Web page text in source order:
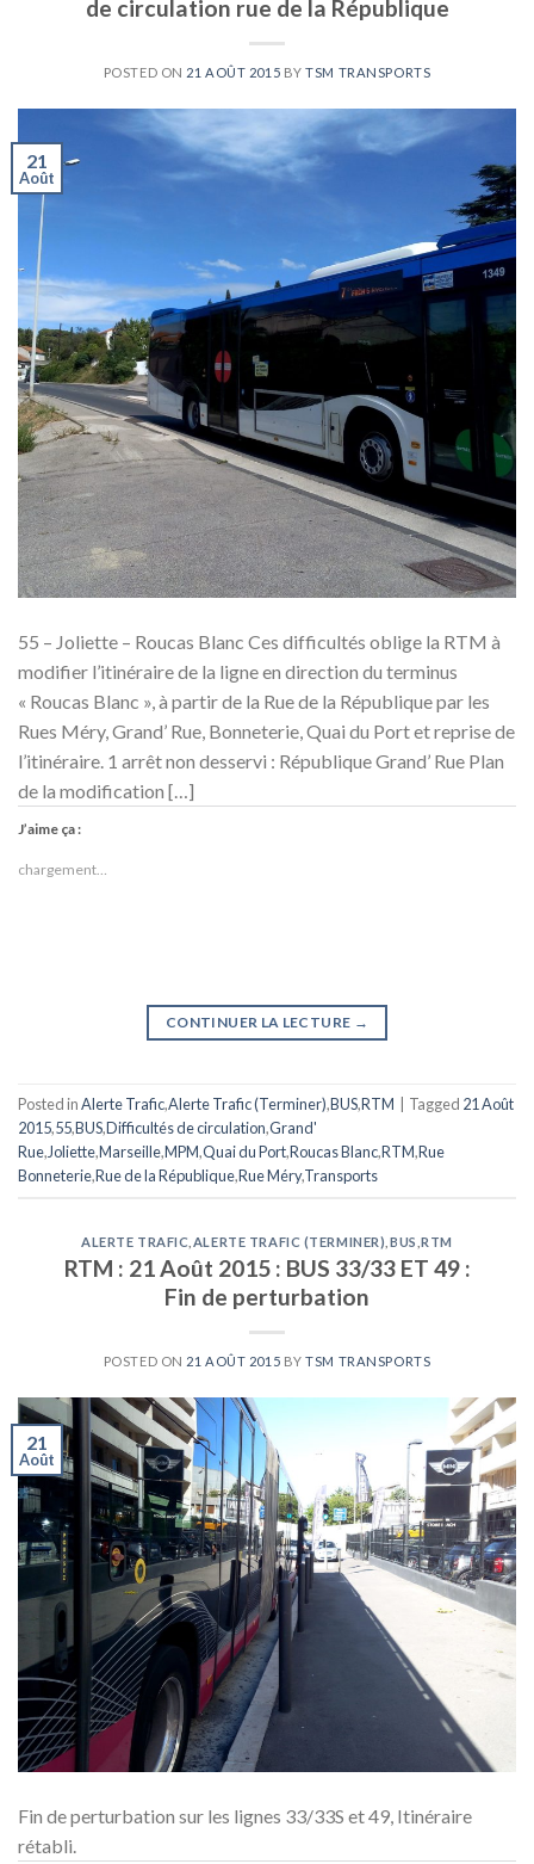
de circulation rue de la République
POSTED ON 21 AOÛT 2015 BYTSM TRANSPORTS
21
Août
55 – Joliette – Roucas Blanc Ces difficultés oblige la RTM à
modifier l’itinéraire de la ligne en direction du terminus
« Roucas Blanc », à partir de la Rue de la République par les
Rues Méry, Grand’ Rue, Bonneterie, Quai du Port et reprise de
l’itinéraire. 1 arrêt non desservi : République Grand’ Rue Plan
de la modification […]
J’aime ça :
chargement…
CONTINUER LA LECTURE →
Posted inAlerte Trafic,Alerte Trafic (Terminer),BUS,RTM Tagged 21 Août
2015,55,BUS,Difficultés de circulation,Grand'
Rue,Joliette,Marseille,MPM,Quai du Port,Roucas Blanc,RTM,Rue
Bonneterie,Rue de la République,Rue Méry,Transports
ALERTE TRAFIC ALERTE TRAFIC (TERMINER) BUS ,RTM
RTM : 21 Août 2015 : BUS 33/33 ET 49 :
Fin de perturbation
POSTED ON 21 AOÛT 2015 BYTSM TRANSPORTS
21
Août
Fin de perturbation sur les lignes 33/33S et 49, Itinéraire
rétabli.